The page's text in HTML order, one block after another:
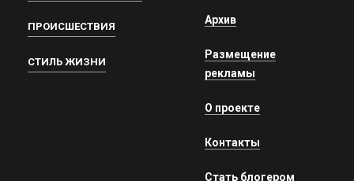
ПРОИСШЕСТВИЯ
СТИЛЬ ЖИЗНИ
Архив
Размещение
рекламы
О проекте
Контакты
Стать блогером